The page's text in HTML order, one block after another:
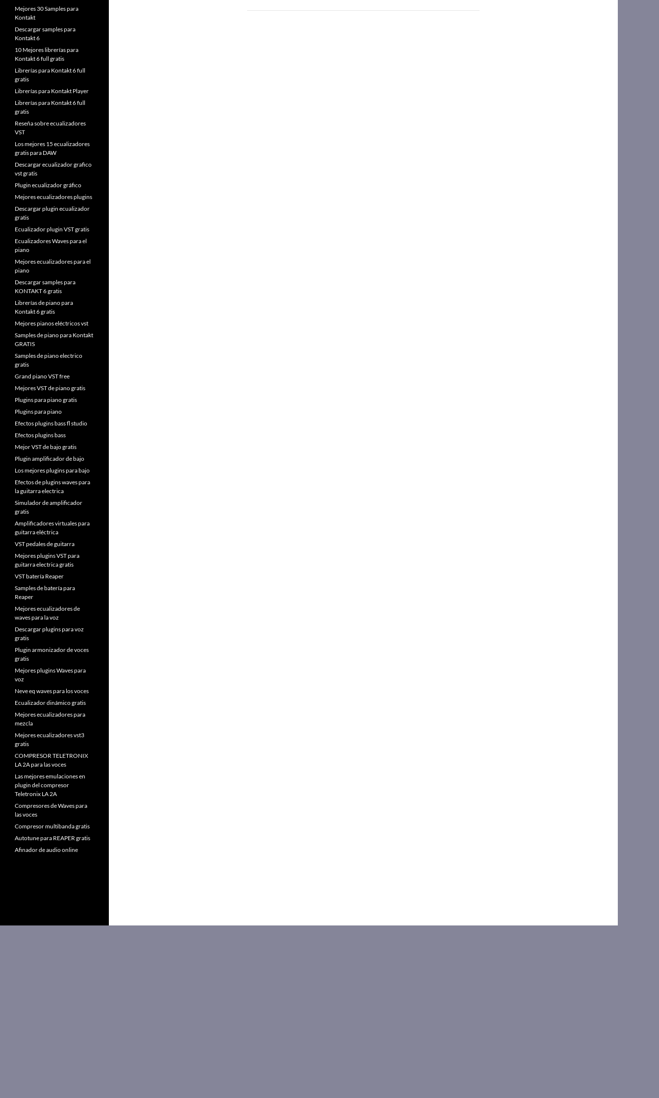
Mejores 30 Samples para
Kontakt
Descargar samples para
Kontakt 6
10 Mejores librerías para
Kontakt 6 full gratis
Librerías para Kontakt 6 full
gratis
Librerías para Kontakt Player
Librerías para Kontakt 6 full
gratis
Reseña sobre ecualizadores
VST
Los mejores 15 ecualizadores
gratis para DAW
Descargar ecualizador grafico
vst gratis
Plugin ecualizador gráfico
Mejores ecualizadores plugins
Descargar plugin ecualizador
gratis
Ecualizador plugin VST gratis
Ecualizadores Waves para el
piano
Mejores ecualizadores para el
piano
Descargar samples para
KONTAKT 6 gratis
Librerías de piano para
Kontakt 6 gratis
Mejores pianos eléctricos vst
Samples de piano para Kontakt
GRATIS
Samples de piano electrico
gratis
Grand piano VST free
Mejores VST de piano gratis
Plugins para piano gratis
Plugins para piano
Efectos plugins bass fl studio
Efectos plugins bass
Mejor VST de bajo gratis
Plugin amplificador de bajo
Los mejores plugins para bajo
Efectos de plugins waves para
la guitarra electrica
Simulador de amplificador
gratis
Amplificadores virtuales para
guitarra eléctrica
VST pedales de guitarra
Mejores plugins VST para
guitarra electrica gratis
VST batería Reaper
Samples de batería para
Reaper
Mejores ecualizadores de
waves para la voz
Descargar plugins para voz
gratis
Plugin armonizador de voces
gratis
Mejores plugins Waves para
voz
Neve eq waves para los voces
Ecualizador dinámico gratis
Mejores ecualizadores para
mezcla
Mejores ecualizadores vst3
gratis
COMPRESOR TELETRONIX
LA 2A para las voces
Las mejores emulaciones en
plugin del compresor
Teletronix LA 2A
Compresores de Waves para
las voces
Compresor multibanda gratis
Autotune para REAPER gratis
Afinador de audio online